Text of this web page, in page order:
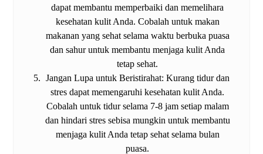
dapat membantu memperbaiki dan memelihara
kesehatan kulit Anda. Cobalah untuk makan
makanan yang sehat selama waktu berbuka puasa
dan sahur untuk membantu menjaga kulit Anda
tetap sehat.
Jangan Lupa untuk Beristirahat: Kurang tidur dan
stres dapat memengaruhi kesehatan kulit Anda.
Cobalah untuk tidur selama 7-8 jam setiap malam
dan hindari stres sebisa mungkin untuk membantu
menjaga kulit Anda tetap sehat selama bulan
puasa.